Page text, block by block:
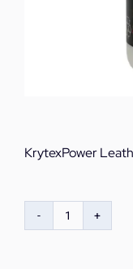
KrytexPower
KrytexPower